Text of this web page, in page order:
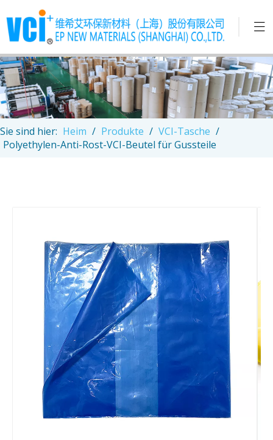
Sie sind hier: Heim / Produkte / VCI-Tasche /
Polyethylen-Anti-Rost-VCI-Beutel für Gussteile